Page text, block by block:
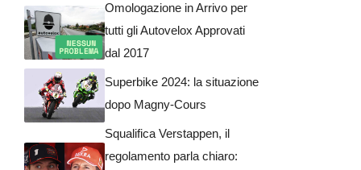
Omologazione in Arrivo per
tutti gli Autovelox Approvati
dal 2017
Superbike 2024: la situazione
dopo Magny-Cours
Squalifica Verstappen, il
regolamento parla chiaro: